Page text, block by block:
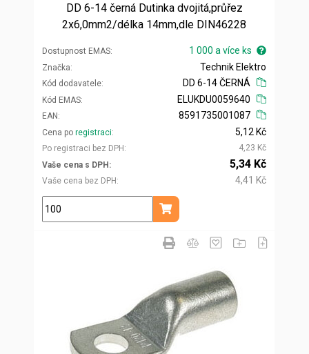
DD 6-14 černá Dutinka dvojitá,průřez
2x6,0mm2/délka 14mm,dle DIN46228
Dostupnost EMAS 1 000 a více ks
Značka
Kód dodavatele
Technik Elektro
DD 6-14 ČERNÁ
Kód EMAS
EAN
ELUKDU0059640
8591735001087
Cena po registraci
Po registraci bez DPH
5,12 Kč
4,23 Kč
Vaše cena s DPH
Vaše cena bez DPH
5,34 Kč
4,41 Kč
ks
Přidat do košíku